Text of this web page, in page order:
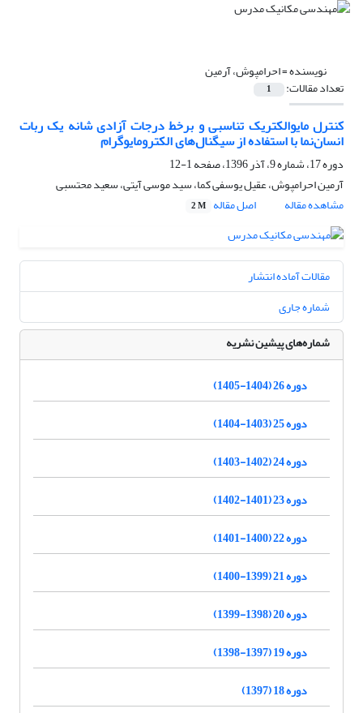
نویسنده =احرامپوش، آرمین
تعداد مقالات: 1
کنترل مایوالکتریک تناسبی و برخط درجات ‌آزادی شانه یک ربات
انسان‌نما با استفاده از سیگنال‌های الکترومایوگرام
دوره 17، شماره 9، آذر 1396، صفحه
1-12
آرمین احرامپوش، عقیل یوسفی کما، سید موسی آیتی، سعید محتسبی
مشاهده مقاله
اصل مقاله 2 M
مقالات آماده انتشار
شماره جاری
شماره‌های پیشین نشریه
دوره 26 (1404-1405)
دوره 25 (1403-1404)
دوره 24 (1402-1403)
دوره 23 (1401-1402)
دوره 22 (1400-1401)
دوره 21 (1399-1400)
دوره 20 (1398-1399)
دوره 19 (1397-1398)
دوره 18 (1397)